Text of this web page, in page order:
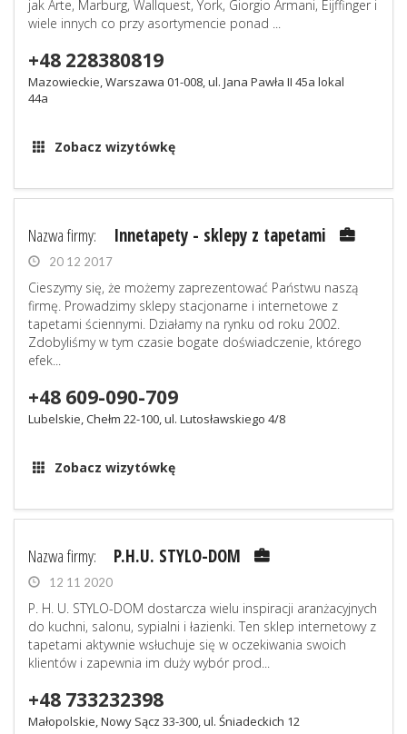
jak Arte, Marburg, Wallquest, York, Giorgio Armani, Eijffinger i
wiele innych co przy asortymencie ponad ...
+48 228380819
Mazowieckie, Warszawa 01-008, ul. Jana Pawła II 45a lokal
44a
Zobacz wizytówkę
Nazwa firmy: Innetapety - sklepy z tapetami
20 12 2017
Cieszymy się, że możemy zaprezentować Państwu naszą
firmę. Prowadzimy sklepy stacjonarne i internetowe z
tapetami ściennymi. Działamy na rynku od roku 2002.
Zdobyliśmy w tym czasie bogate doświadczenie, którego
efek...
+48 609-090-709
Lubelskie, Chełm 22-100, ul. Lutosławskiego 4/8
Zobacz wizytówkę
Nazwa firmy: P.H.U. STYLO-DOM
12 11 2020
P. H. U. STYLO-DOM dostarcza wielu inspiracji aranżacyjnych
do kuchni, salonu, sypialni i łazienki. Ten sklep internetowy z
tapetami aktywnie wsłuchuje się w oczekiwania swoich
klientów i zapewnia im duży wybór prod...
+48 733232398
Małopolskie, Nowy Sącz 33-300, ul. Śniadeckich 12